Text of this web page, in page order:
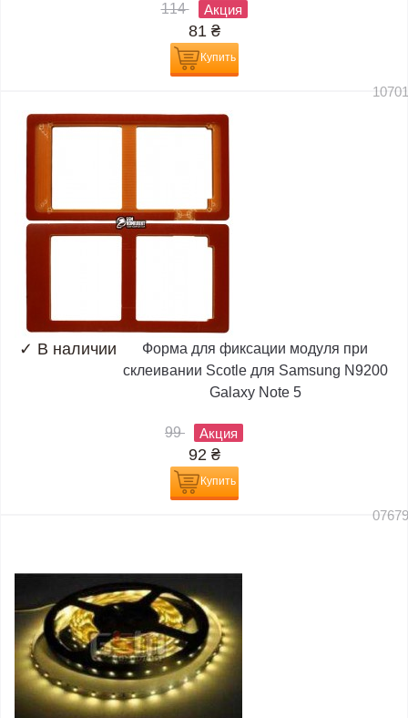
114 Акция
81 ₴
Купить
✓ В наличии
Форма для фиксации модуля при
склеивании Scotle для Samsung N9200
Galaxy Note 5
99 Акция
92 ₴
Купить